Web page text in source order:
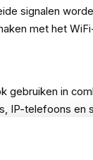
signalen
met het
gebruiken in
IP-telefoons en